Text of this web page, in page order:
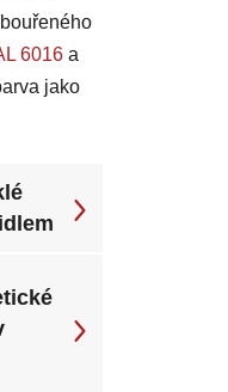
6016 a
jako